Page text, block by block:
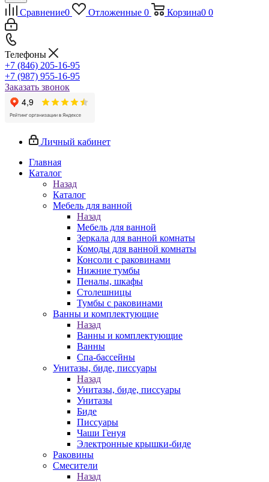
Сравнение0 Отложенные 0 Корзина0 0
Телефоны
+7 (846) 205-16-95
+7 (987) 955-16-95
Заказать звонок
Личный кабинет
Главная
Каталог
Назад
Каталог
Мебель для ванной
Назад
Мебель для ванной
Зеркала для ванной комнаты
Комоды для ванной комнаты
Консоли с раковинами
Нижние тумбы
Пеналы, шкафы
Столешницы
Тумбы с раковинами
Ванны и комплектующие
Назад
Ванны и комплектующие
Ванны
Спа-бассейны
Унитазы, биде, писсуары
Назад
Унитазы, биде, писсуары
Унитазы
Биде
Писсуары
Чаши Генуя
Электронные крышки-биде
Раковины
Смесители
Назад